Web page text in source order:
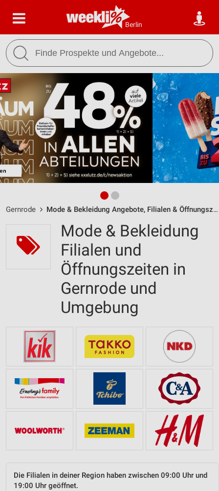
Berlin
Gernrode Mode & Bekleidung Angebote, Filialen & Öffnungszeiten
Mode & Bekleidung
Filialen und
Öffnungszeiten in
Gernrode und
Umgebung
Die Filialen in deiner Region haben zwischen 09:00 Uhr und
19:00 Uhr geöffnet.